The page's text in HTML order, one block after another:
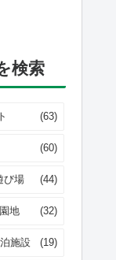
検索
(63)
(60)
び場 (44)
地 (32)
施設 (19)